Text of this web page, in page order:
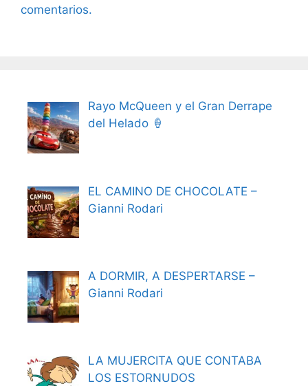
comentarios.
Rayo McQueen y el Gran Derrape
del Helado 🍦
EL CAMINO DE CHOCOLATE –
Gianni Rodari
A DORMIR, A DESPERTARSE –
Gianni Rodari
LA MUJERCITA QUE CONTABA
LOS ESTORNUDOS